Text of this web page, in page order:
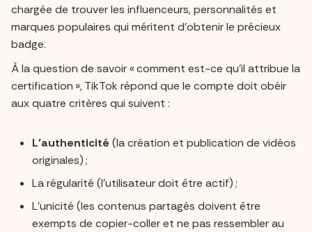
chargée de trouver les influenceurs, personnalités et
marques populaires qui méritent d’obtenir le précieux
badge.
À la question de savoir « comment est-ce qu’il attribue la
certification », TikTok répond que le compte doit obéir
aux quatre critères qui suivent :
L’authenticité (la création et publication de vidéos
originales) ;
La régularité (l’utilisateur doit être actif) ;
L’unicité (les contenus partagés doivent être
exempts de copier-coller et ne pas ressembler au